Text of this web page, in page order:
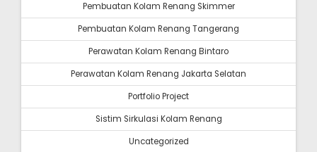
Pembuatan Kolam Renang Skimmer
Pembuatan Kolam Renang Tangerang
Perawatan Kolam Renang Bintaro
Perawatan Kolam Renang Jakarta Selatan
Portfolio Project
Sistim Sirkulasi Kolam Renang
Uncategorized